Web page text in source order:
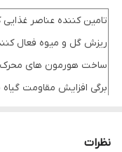
تامین کننده عناصر
ریزش گل و میوه فعال
ساخت هورمون های محرک
برگی افزایش مقاومت گیاه
نظرات